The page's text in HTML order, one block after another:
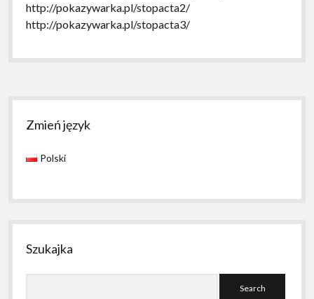
http://pokazywarka.pl/stopacta2/
http://pokazywarka.pl/stopacta3/
Sidebar
Zmień język
Polski
Szukajka